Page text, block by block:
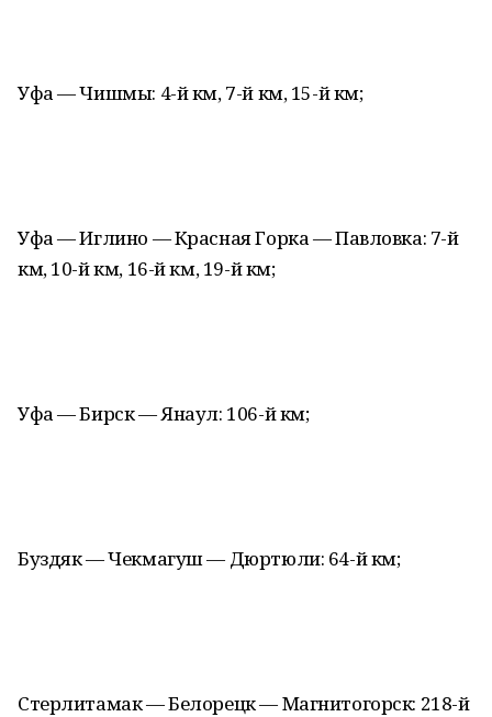
Уфа — Чишмы: 4-й км, 7-й км, 15-й км;
Уфа — Иглино — Красная Горка — Павловка: 7-й
км, 10-й км, 16-й км, 19-й км;
Уфа — Бирск — Янаул: 106-й км;
Буздяк — Чекмагуш — Дюртюли: 64-й км;
Стерлитамак — Белорецк — Магнитогорск: 218-й